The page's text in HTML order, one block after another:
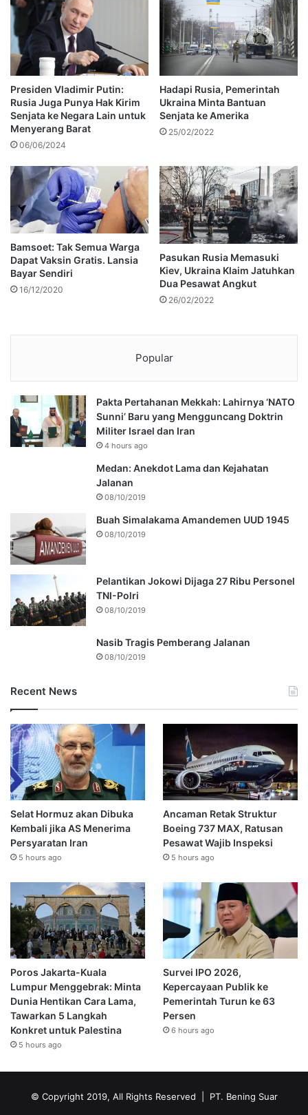
Presiden Vladimir Putin:
Rusia Juga Punya Hak Kirim
Senjata ke Negara Lain untuk
Menyerang Barat
06/06/2024
Hadapi Rusia, Pemerintah
Ukraina Minta Bantuan
Senjata ke Amerika
25/02/2022
Bamsoet: Tak Semua Warga
Dapat Vaksin Gratis. Lansia
Bayar Sendiri
16/12/2020
Pasukan Rusia Memasuki
Kiev, Ukraina Klaim Jatuhkan
Dua Pesawat Angkut
26/02/2022
Popular
Pakta Pertahanan Mekkah: Lahirnya ‘NATO
Sunni’ Baru yang Mengguncang Doktrin
Militer Israel dan Iran
4 hours ago
Medan: Anekdot Lama dan Kejahatan
Jalanan
08/10/2019
Buah Simalakama Amandemen UUD 1945
08/10/2019
Pelantikan Jokowi Dijaga 27 Ribu Personel
TNI-Polri
08/10/2019
Nasib Tragis Pemberang Jalanan
08/10/2019
Recent News
Selat Hormuz akan Dibuka
Kembali jika AS Menerima
Persyaratan Iran
5 hours ago
Ancaman Retak Struktur
Boeing 737 MAX, Ratusan
Pesawat Wajib Inspeksi
5 hours ago
Poros Jakarta-Kuala
Lumpur Menggebrak: Minta
Dunia Hentikan Cara Lama,
Tawarkan 5 Langkah
Konkret untuk Palestina
5 hours ago
Survei IPO 2026,
Kepercayaan Publik ke
Pemerintah Turun ke 63
Persen
6 hours ago
© Copyright 2019, All Rights Reserved | PT. Bening Suar